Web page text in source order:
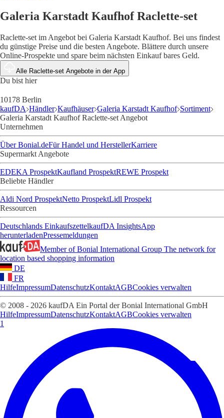
Galeria Karstadt Kaufhof Raclette-set
Raclette-set im Angebot bei Galeria Karstadt Kaufhof. Bei uns findest
du günstige Preise und die besten Angebote. Blättere durch unsere
Online-Prospekte und spare beim nächsten Einkauf bares Geld.
Alle Raclette-set Angebote in der App
Du bist hier
10178 Berlin
kaufDA Händler Kaufhäuser Galeria Karstadt Kaufhof Sortiment
Galeria Karstadt Kaufhof Raclette-set Angebot
Unternehmen
Über Bonial.deFür Handel und HerstellerKarriere
Supermarkt Angebote
EDEKA ProspektKaufland ProspektREWE Prospekt
Beliebte Händler
Aldi Nord ProspektNetto ProspektLidl Prospekt
Ressourcen
Deutschlands EinkaufszettelkaufDA InsightsApp
herunterladenPressemeldungen
Member of Bonial International Group The network for
location based shopping information
DE
FR
HilfeImpressumDatenschutzKontaktAGBCookies verwalten
© 2008 - 2026 kaufDA Ein Portal der Bonial International GmbH
HilfeImpressumDatenschutzKontaktAGBCookies verwalten
1